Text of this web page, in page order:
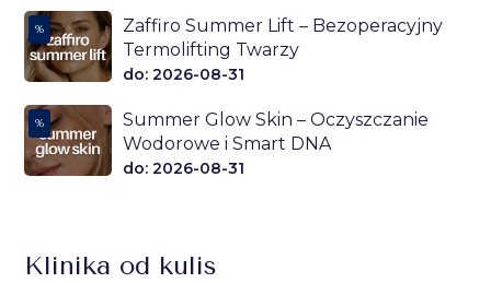
%
Zaffiro Summer Lift – Bezoperacyjny
Termolifting Twarzy
do: 2026-08-31
%
Summer Glow Skin – Oczyszczanie
Wodorowe i Smart DNA
do: 2026-08-31
Klinika od kulis